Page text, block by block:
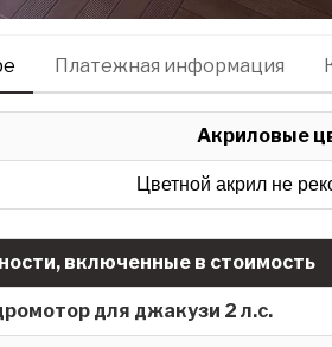
Платежная информация
Акриловые
Цветной акрил не
включенные в стоимость
для джакузи 2 л.с.